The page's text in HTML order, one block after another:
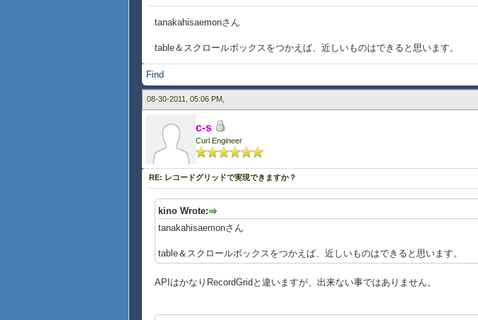
tanakahisaemonさん
table＆スクロールボックスをつかえば、近しいものはできると思います。
Find
08-30-2011, 05:06 PM,
c-s
Curl Engineer
RE: レコードグリッドで実現できますか？
kino Wrote:
tanakahisaemonさん
table＆スクロールボックスをつかえば、近しいものはできると思います。
APIはかなりRecordGridと違いますが、出来ない事ではありません。